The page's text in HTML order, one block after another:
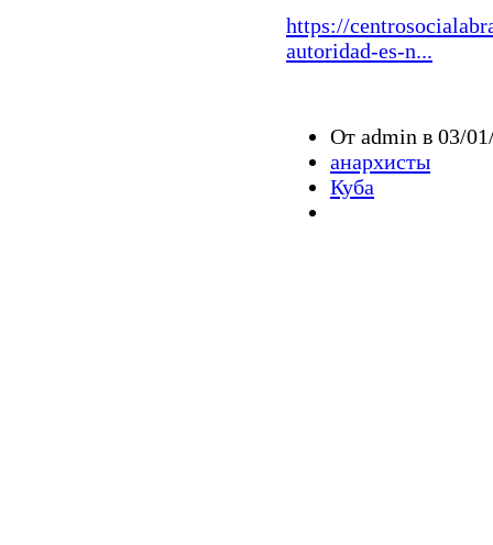
https://
autoridad-es-n...
От admin в 03/
анархисты
Куба